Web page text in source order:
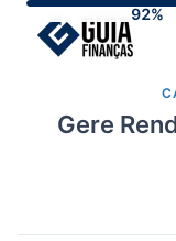
Gere